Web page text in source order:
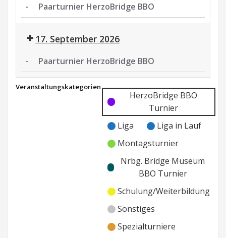
- Paarturnier HerzoBridge BBO
HerzoBridge
BBO 17. September 2026
- Paarturnier HerzoBridge BBO
Paarturnier
HerzoBridge
Veranstaltungskategorien Kategorie
ohne
Titel
Kategorie
Titel
HerzoBridge BBO
Turnier
Liga
Liga in Lauf
Montagsturnier
Nrbg. Bridge Museum
BBO Turnier
Schulung/Weiterbildung
Sonstiges
Spezialturniere